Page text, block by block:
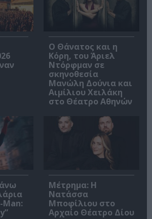
Ο Θάνατος και η
Κόρη, του Άριελ
Ντόρφμαν σε
σκηνοθεσία
Μανώλη Δούνια και
Αιμίλιου Χειλάκη
στο Θέατρο Αθηνών
Man:
Μέτρημα: Η
Νατάσσα
Μποφίλιου στο
Αρχαίο Θέατρο Δίου